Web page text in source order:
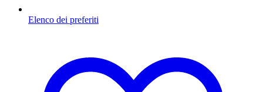
Elenco dei preferiti